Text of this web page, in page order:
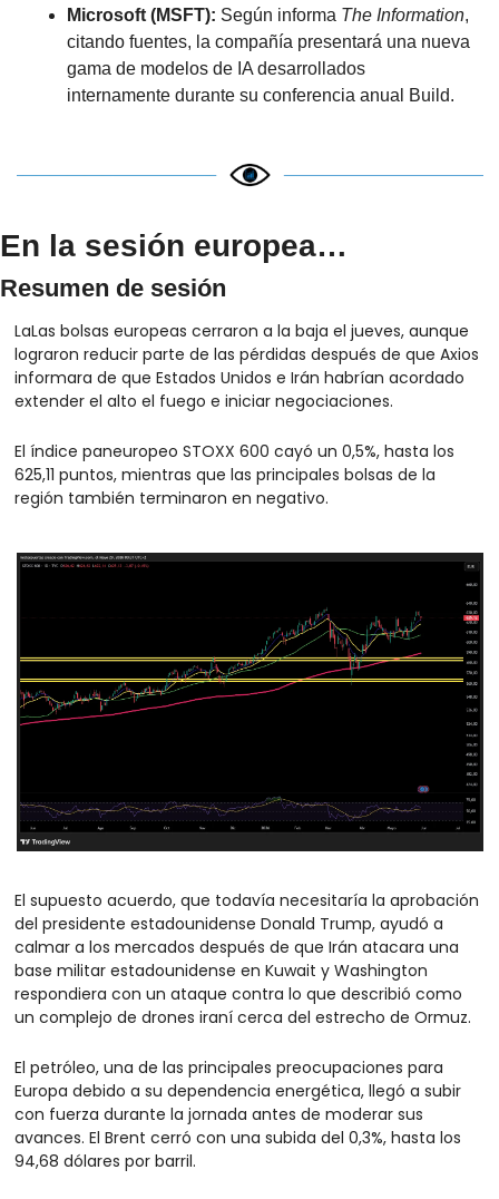
Microsoft (MSFT): Según informa The Information,
citando fuentes, la compañía presentará una nueva
gama de modelos de IA desarrollados
internamente durante su conferencia anual Build.
En la sesión europea…
Resumen de sesión
LaLas bolsas europeas cerraron a la baja el jueves, aunque
lograron reducir parte de las pérdidas después de que Axios
informara de que Estados Unidos e Irán habrían acordado
extender el alto el fuego e iniciar negociaciones.
El índice paneuropeo STOXX 600 cayó un 0,5%, hasta los
625,11 puntos, mientras que las principales bolsas de la
región también terminaron en negativo.
El supuesto acuerdo, que todavía necesitaría la aprobación
del presidente estadounidense Donald Trump, ayudó a
calmar a los mercados después de que Irán atacara una
base militar estadounidense en Kuwait y Washington
respondiera con un ataque contra lo que describió como
un complejo de drones iraní cerca del estrecho de Ormuz.
El petróleo, una de las principales preocupaciones para
Europa debido a su dependencia energética, llegó a subir
con fuerza durante la jornada antes de moderar sus
avances. El Brent cerró con una subida del 0,3%, hasta los
94,68 dólares por barril.